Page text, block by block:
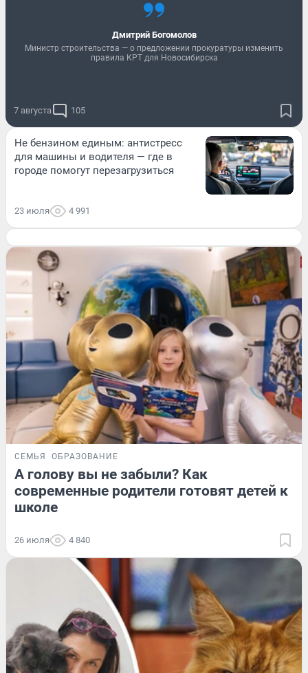
Дмитрий Богомолов
Министр строительства — о предложении прокуратуры изменить
правила КРТ для Новосибирска
7 августа 105
Не бензином единым: антистресс
для машины и водителя — где в
городе помогут перезагрузиться
23 июля 4 991
СЕМЬЯ ОБРАЗОВАНИЕ
А голову вы не забыли? Как
современные родители готовят детей к
школе
26 июля 4 840